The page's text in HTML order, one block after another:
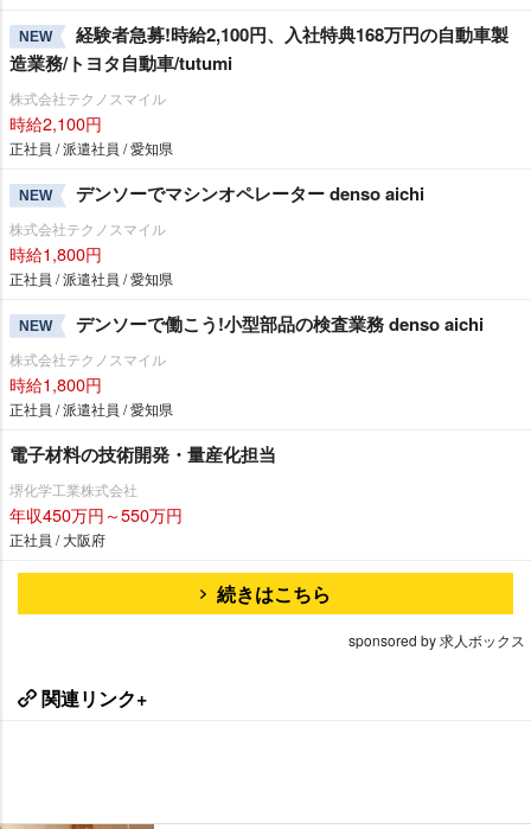
NEW
経験者急募!時給2,100円、入社特典168万円の自動車製
造業務/トヨタ自動車/tutumi
株式会社テクノスマイル
時給2,100円
正社員 / 派遣社員 / 愛知県
NEW デンソーでマシンオペレーター denso aichi
株式会社テクノスマイル
時給1,800円
正社員 / 派遣社員 / 愛知県
NEW デンソーで働こう!小型部品の検査業務 denso aichi
株式会社テクノスマイル
時給1,800円
正社員 / 派遣社員 / 愛知県
電子材料の技術開発・量産化担当
堺化学工業株式会社
年収450万円～550万円
正社員 / 大阪府
続きはこちら
sponsored by 求人ボックス
関連リンク+